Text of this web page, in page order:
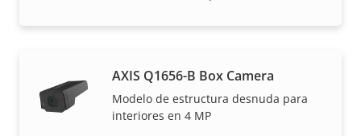
AXIS Q1656-B Box Camera
Modelo de estructura desnuda para
interiores en 4 MP